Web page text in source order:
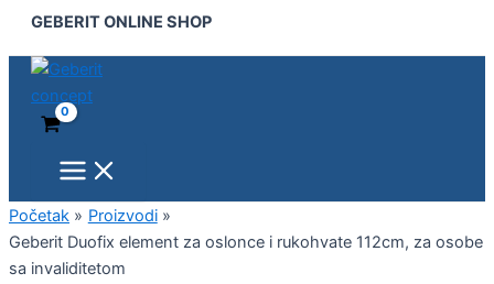
Pređi
sadržaj
GEBERIT ONLINE SHOP
Menu
Početak
Proizvodi
Geberit Duofix element za oslonce i rukohvate 112cm, za osobe
sa invaliditetom
Duofix
element
oslonce
osobe
sa
invaliditetom
količina